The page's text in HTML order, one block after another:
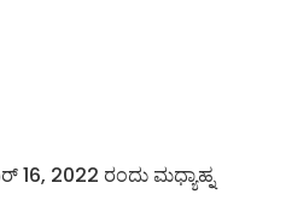
16, 2022 ರಂದು ಮಧ್ಯಾಹ್ನ